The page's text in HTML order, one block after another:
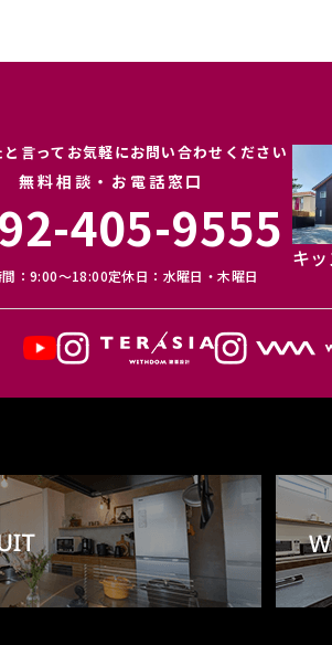
言ってお気軽にお問い合わせください
無料相談・お電話窓口
405-9555
間：9:00〜18:00定休日：水曜日・木曜日
キ